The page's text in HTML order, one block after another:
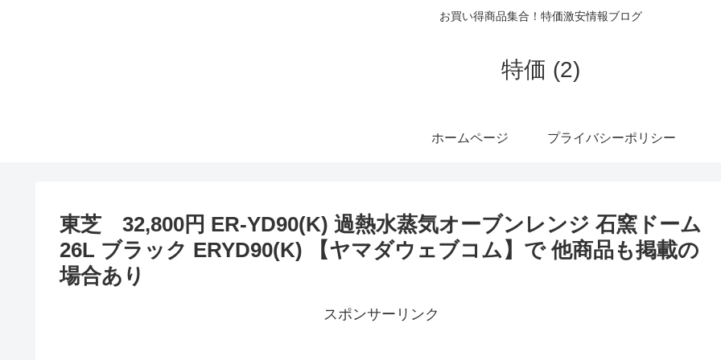
お買い得商品集合！特価激安情報ブログ
特価 (2)
ホームページ プライバシーポリシー
東芝 32,800円 ER-YD90(K) 過熱水蒸気オーブンレンジ 石窯ドーム
26L ブラック ERYD90(K) 【ヤマダウェブコム】で 他商品も掲載の
場合あり
スポンサーリンク